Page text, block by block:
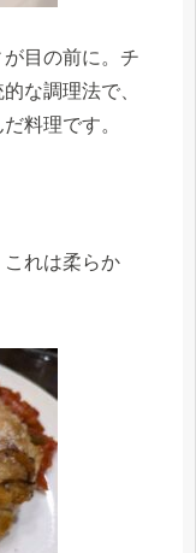
目の前に。チ
な調理法で、
料理です。
れは柔らか